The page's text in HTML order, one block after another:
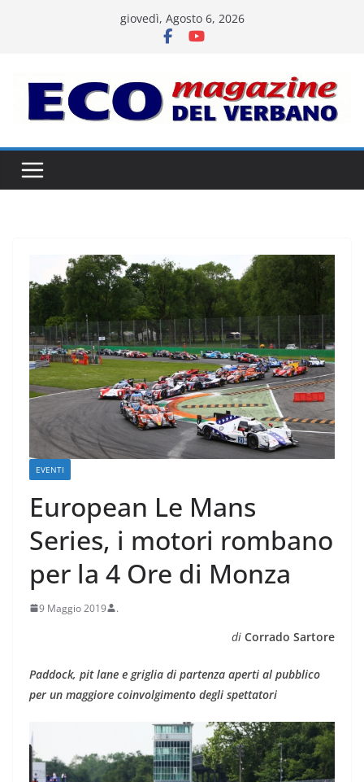
giovedì, Agosto 6, 2026
EVENTI
European Le Mans
Series, i motori rombano
per la 4 Ore di Monza
9 Maggio 2019 .
di Corrado Sartore
Paddock, pit lane e griglia di partenza aperti al pubblico
per un maggiore coinvolgimento degli spettatori